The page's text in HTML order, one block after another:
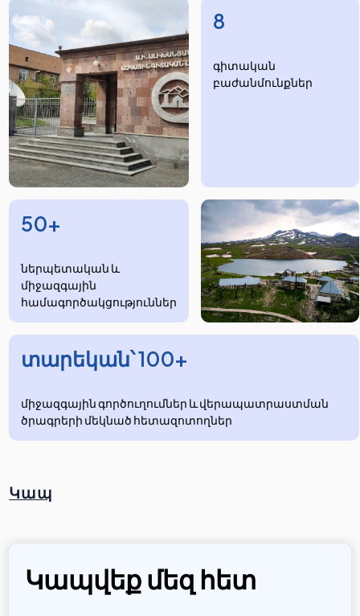
8
​​​գիտական
բաժանմունքներ
50+
ներպետական և
միջազգային
համագործակցություններ
տարեկան՝ 100+
միջազգային գործուղումներ և վերապատրաստման
ծրագրերի մեկնած հետազոտողներ
Կապ
Կապվեք մեզ հետ